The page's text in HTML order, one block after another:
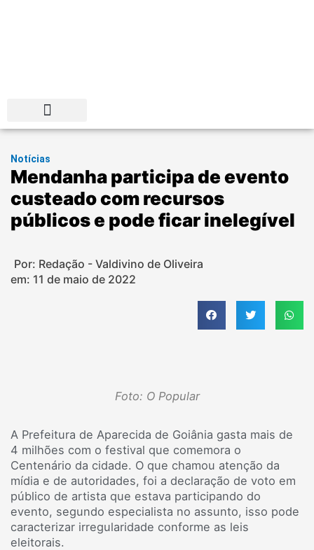
Notícias
Mendanha participa de evento
custeado com recursos
públicos e pode ficar inelegível
Por: Redação - Valdivino de Oliveira
em: 11 de maio de 2022
Foto: O Popular
A Prefeitura de Aparecida de Goiânia gasta mais de
4 milhões com o festival que comemora o
Centenário da cidade. O que chamou atenção da
mídia e de autoridades, foi a declaração de voto em
público de artista que estava participando do
evento, segundo especialista no assunto, isso pode
caracterizar irregularidade conforme as leis
eleitorais.